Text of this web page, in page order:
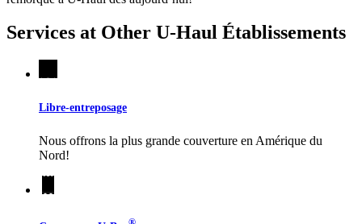
Services at Other U-Haul Établissements
Libre-entreposage
Nous offrons la plus grande couverture en Amérique du
Nord!